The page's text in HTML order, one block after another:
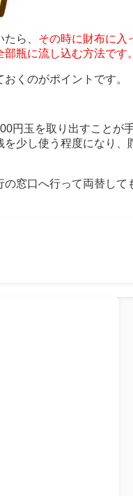
ら、 その時に財布に入
瓶に流し込む方法です
くのがポイントです。
円玉を取り出すことが
を少し使う程度になり、
窓口へ行って両替して